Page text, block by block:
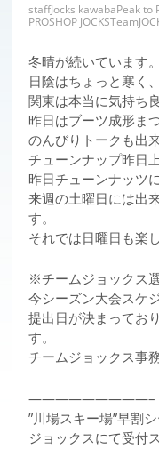
staffJocks kawabaPeak to
PROSHOP JOCKS
冬晴が続いています。
日陰はちょっと寒く
関東は本当に気持ち
昨日はブーツ成形ま
のんびりトークも出
チューンナップ昨日
昨日チューンナッツ
来週の土曜日には出
す。
それでは日曜日も楽
※チームジョックス
今シーズン大会スケ
提出日が決まってお
す。
チームジョックス事
—————————–
”川場スキー場”早割
ジョックスにて受付